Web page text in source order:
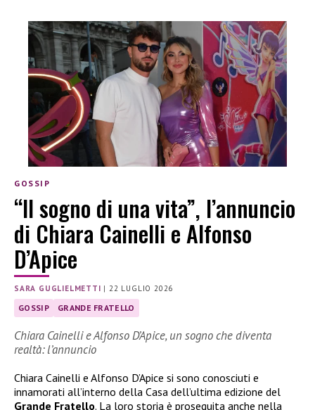
GOSSIP
“Il sogno di una vita”, l’annuncio
di Chiara Cainelli e Alfonso
D’Apice
SARA GUGLIELMETTI | 22 LUGLIO 2026
GOSSIP GRANDE FRATELLO
Chiara Cainelli e Alfonso D’Apice, un sogno che diventa
realtà: l’annuncio
Chiara Cainelli e Alfonso D’Apice si sono conosciuti e
innamorati all’interno della Casa dell’ultima edizione del
Grande Fratello. La loro storia è proseguita anche nella